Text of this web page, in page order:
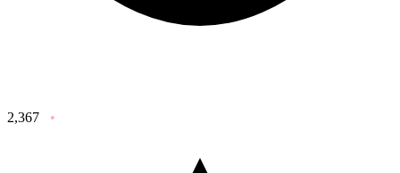
2,367